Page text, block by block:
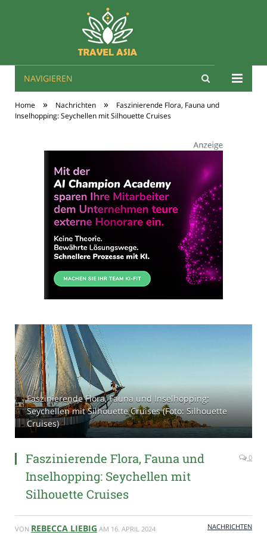
Travel Asien
NAVIGIEREN
Home » Nachrichten »
Faszinierende Flora, Fauna und
Inselhopping: Seychellen mit Silhouette Cruises
Faszinierende Flora, Fauna und Inselhopping:
Seychellen mit Silhouette Cruises (Foto: Silhouette
Cruises)
Faszinierende Flora, Fauna und
Inselhopping: Seychellen mit
Silhouette Cruises
0
VON REBECCA LIEBIG AM 16. APRIL 2024 NACHRICHTEN